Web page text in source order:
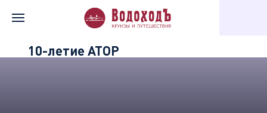
Главная Информация о компании Новости «Водохода»
10-летие АТОР